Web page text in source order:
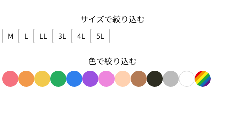
サイズで絞り込む
M
サイズで絞り込み: M
L
サイズで絞り込み: L
LL
サイズで絞り込み: LL
3L
サイズで絞り込み: 3L
4L
サイズで絞り込み: 4L
5L
サイズで絞り込み: 5L
色で絞り込む